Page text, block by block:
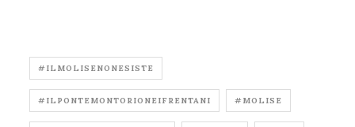
#ILMOLISENONESISTE
#ILPONTEMONTORIONEIFRENTANI #MOLISE